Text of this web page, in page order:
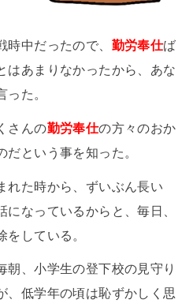
中だったので、 勤労奉仕ば
はあまりなかったから、あな
た。
さんの勤労奉仕の方々のおか
という事を知った。
れた時から、ずいぶん長い
になっているからと、毎日、
をしている。
朝、小学生の登下校の見守り
、低学年の頃は恥ずかしく思